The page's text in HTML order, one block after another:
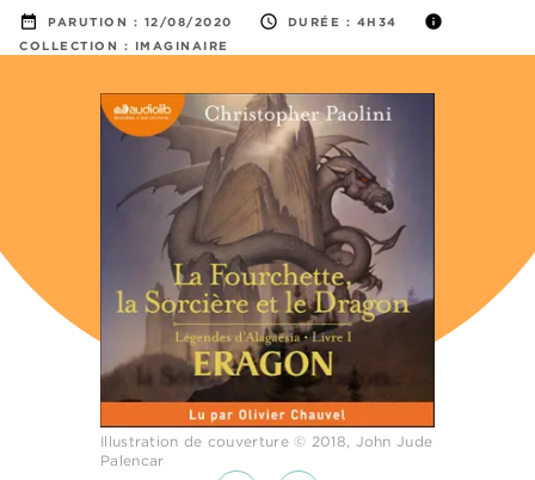
date_range PARUTION : 12/08/2020 access_time DURÉE : 4H34 info
COLLECTION : IMAGINAIRE
Illustration de couverture © 2018, John Jude
Palencar